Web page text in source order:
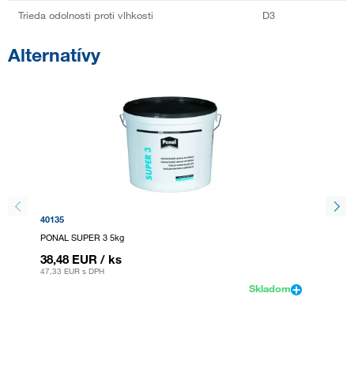
Trieda odolnosti proti vlhkosti D3
Alternatívy
40135
PONAL SUPER 3 5kg
38,48 EUR / ks
47,33 EUR s DPH
Skladom